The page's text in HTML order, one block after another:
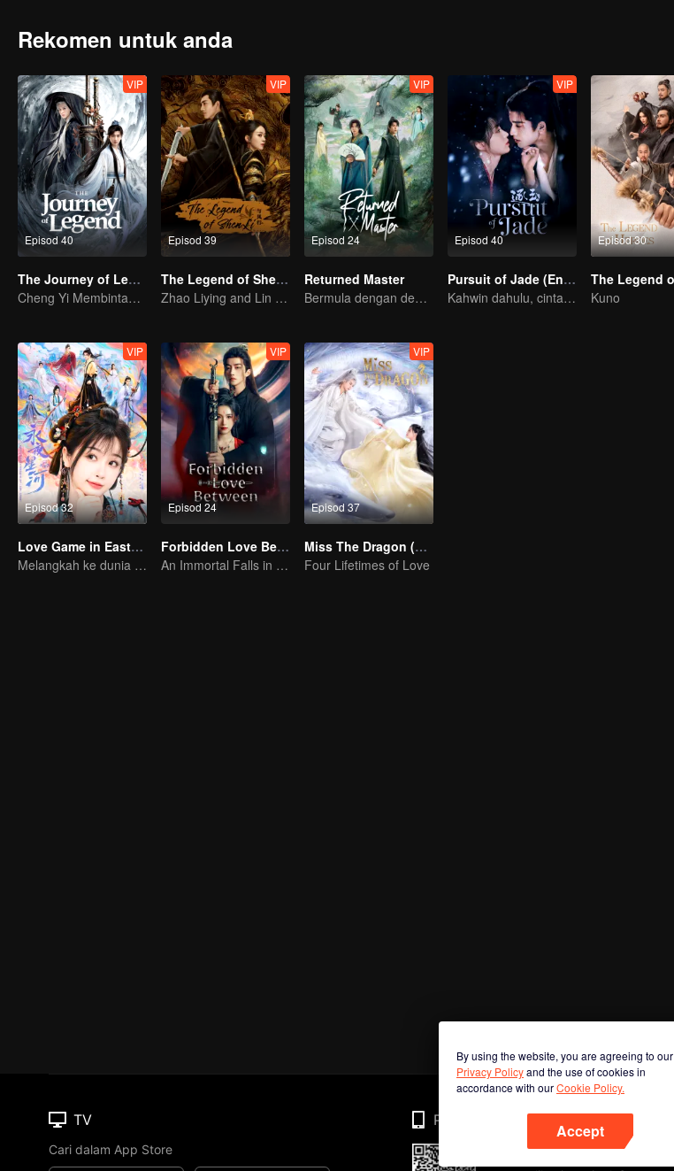
Rekomen untuk anda
Episod 40
VIP
The Journey of Legend
Cheng Yi Membintangi Wira Lagenda Tanah Ilahi
Episod 39
VIP
The Legend of ShenLi
Zhao Liying and Lin Gengxin Cooperate Again
Episod 24
VIP
Returned Master
Bermula dengan dendam, terikat dengan rasa!
Episod 40
VIP
Pursuit of Jade (English Ver.)
Kahwin dahulu, cinta kemudian!
Episod 30
Kuno
Episod 32
VIP
Love Game in Eastern Fantasy (English Ver.)
Melangkah ke dunia fantasi! Tingkatkan tahap dan taklukkan dunia!
Episod 24
VIP
Forbidden Love Between
An Immortal Falls in Love With a Witch
Episod 37
VIP
Miss The Dragon (English Ver.)
Four Lifetimes of Love
By using the website, you are agreeing to our
Privacy Policyand the use of cookies in
accordance with ourCookie Policy.
Accept
TV
Cari dalam App Store
Phone